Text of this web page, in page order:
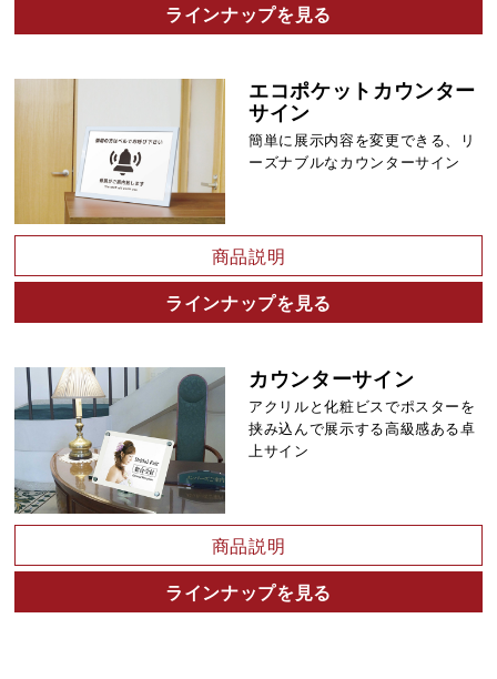
ラインナップを見る
エコポケットカウンター
サイン
簡単に展示内容を変更できる、リ
ーズナブルなカウンターサイン
商品説明
ラインナップを見る
カウンターサイン
アクリルと化粧ビスでポスターを
挟み込んで展示する高級感ある卓
上サイン
商品説明
ラインナップを見る